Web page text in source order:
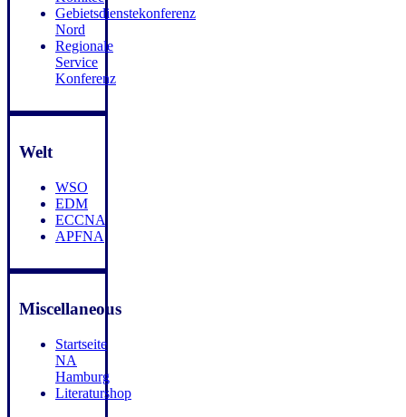
Gebietsdienstekonferenz
Nord
Regionale
Service
Konferenz
Welt
WSO
EDM
ECCNA
APFNA
Miscellaneous
Startseite
NA
Hamburg
Literaturshop